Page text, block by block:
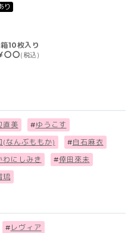
り
箱10枚入り
〇〇(税込)
直美 #ゆうこす
(なんぶももか) #白石麻衣
わにしみき #倖田來未
琉
# レヴィア